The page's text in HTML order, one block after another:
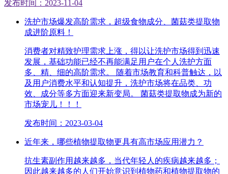
发布时间：2023-11-04
洗护市场爆发高阶需求，超级食物成分、菌菇类提取物
成进阶原料！
消费者对精致护理需求上涨，得以让洗护市场得到迅速
发展，基础功能已经不再能满足用户在个人洗护方面
多、精、细的高阶需求。 随着市场教育和科普触达，以
及用户消费水平和认知提升，洗护市场将在品类、功
效、成分等多方面迎来新变局。 菌菇类提取物成为新的
市场宠儿！！！
发布时间：2023-03-04
近年来，哪些植物提取物更具有高市场应用潜力？
抗生素副作用越来越多，当代年轻人的疾病越来越多；
因此越来越多的人们开始意识到植物药和植物提取物的